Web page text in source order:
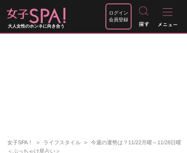
大人女性のホンネに向き合う
ログイン
会員登録
女子SPA！ ライフスタイル
今週の運勢は？11/22月曜～11/28日曜
＜ぶっちゃけ星占い＞